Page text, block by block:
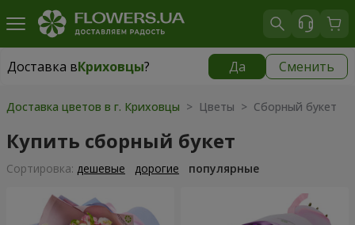
Доставка вКриховцы? Да Сменить
Доставка вКриховцы|
Доставка цветов в г. Криховцы > Цветы > Сборный букет
Купить сборный букет
Cортировка: дешевые дорогие популярные